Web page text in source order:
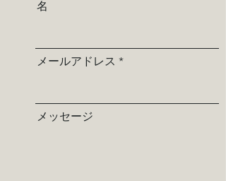
名
メールアドレス
メッセージ